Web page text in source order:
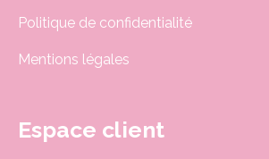
Politique de confidentialité
Mentions légales
Espace client